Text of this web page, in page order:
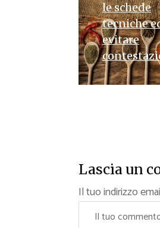
le schede
tecniche
evitare
Lascia un
Il tuo indirizzo